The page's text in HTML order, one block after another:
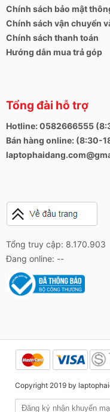
Chính sách bảo mật
Chính sách vận chuyển
Chính sách thanh toán
Hướng dẫn mua trả góp
Tổng đài hỗ trợ
Hotline: 0582666555
Bán hàng online: (8:30-
Tổng truy cập: 8.170.903
Đang online: --
Copyright 2019 by